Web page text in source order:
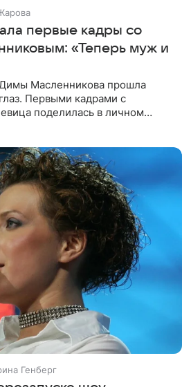
первые кадры со
«Теперь муж и
Масленникова прошла
Первыми кадрами с
поделилась в личном
Генберг